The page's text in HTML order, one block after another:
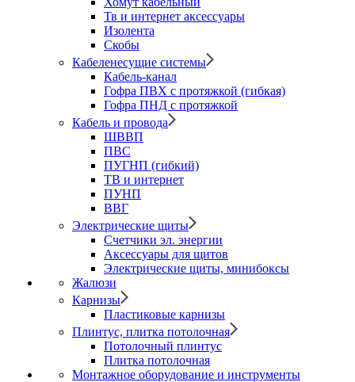
Тв и интернет аксессуары
Изолента
Скобы
Кабеленесущие системы
Кабель-канал
Гофра ПВХ с протяжкой (гибкая)
Гофра ПНД с протяжкой
Кабель и провода
ШВВП
ПВС
ПУГНП (гибкий)
ТВ и интернет
ПУНП
ВВГ
Электрические щиты
Счетчики эл. энергии
Аксессуары для щитов
Электрические щиты, минибоксы
Жалюзи
Карнизы
Пластиковые карнизы
Плинтус, плитка потолочная
Потолочный плинтус
Плитка потолочная
Монтажное оборудование и инструменты